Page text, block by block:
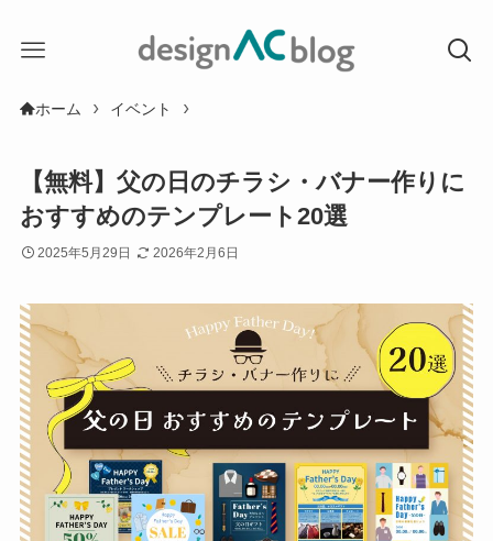
ホーム イベント
【無料】父の日のチラシ・バナー作りに
おすすめのテンプレート20選
2025年5月29日 2026年2月6日